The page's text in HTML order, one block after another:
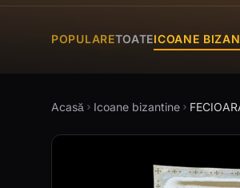
POPULARETOATEICOANE
Acasă Icoane bizantine